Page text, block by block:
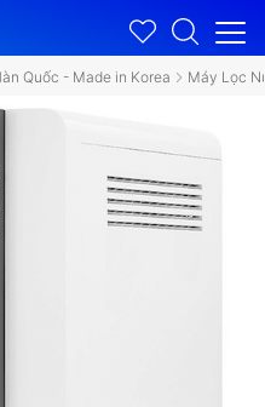
Quốc - Made in Korea Máy Lọc